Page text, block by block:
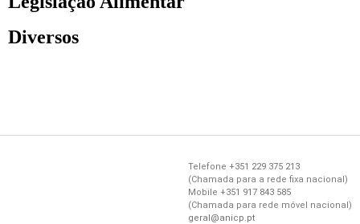
Diversos
Telefone +351 229 375 213
(Chamada para a rede fixa nacional)
Mobile +351 917 843 585
(Chamada para rede móvel nacional)
geral@anicp.pt